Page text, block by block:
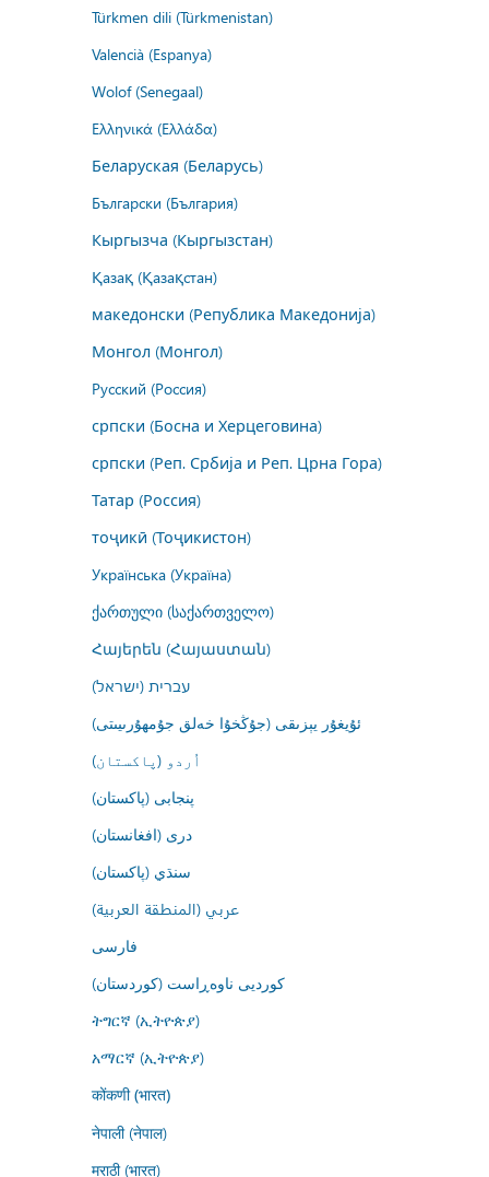
Türkmen dili (Türkmenistan)
Valencià (Espanya)
Wolof (Senegaal)
Ελληνικά (Ελλάδα)
Беларуская (Беларусь)
Български (България)
Кыргызча (Кыргызстан)
Қазақ (Қазақстан)
македонски (Република Македонија)
Монгол (Монгол)
Русский (Россия)
српски (Босна и Херцеговина)
српски (Реп. Србија и Реп. Црна Гора)
Татар (Россия)
тоҷикӣ (Тоҷикистон)
Українська (Україна)
ქართული (საქართველო)
Հայերեն (Հայաստան)
עברית (ישראל)
ئۇيغۇر يېزىقى (جۇڭخۇا خەلق جۇمھۇرىيىتى)
اُردو (پاکستان)
پنجابی (پاکستان)
درى (افغانستان)
سنڌي (پاکستان)
عربي (المنطقة العربية)
فارسى
کوردیی ناوەڕاست (کوردستان)
ትግርኛ (ኢትዮጵያ)
አማርኛ (ኢትዮጵያ)
कोंकणी (भारत)
नेपाली (नेपाल)
मराठी (भारत)